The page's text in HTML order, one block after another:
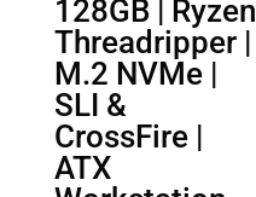
128GB | Ryzen
Threadripper |
M.2 NVMe |
SLI &
CrossFire |
ATX